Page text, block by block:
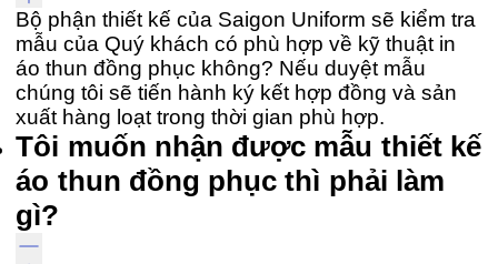
Bộ phận thiết kế của Saigon Uniform sẽ kiểm tra
mẫu của Quý khách có phù hợp về kỹ thuật in
áo thun đồng phục không? Nếu duyệt mẫu
chúng tôi sẽ tiến hành ký kết hợp đồng và sản
xuất hàng loạt trong thời gian phù hợp.
Tôi muốn nhận được mẫu thiết kế
áo thun đồng phục thì phải làm
gì?